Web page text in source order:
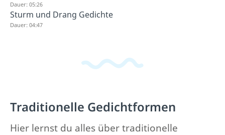
Dauer: 05:26
Sturm und Drang Gedichte
Dauer: 04:47
Traditionelle Gedichtformen
Hier lernst du alles über traditionelle